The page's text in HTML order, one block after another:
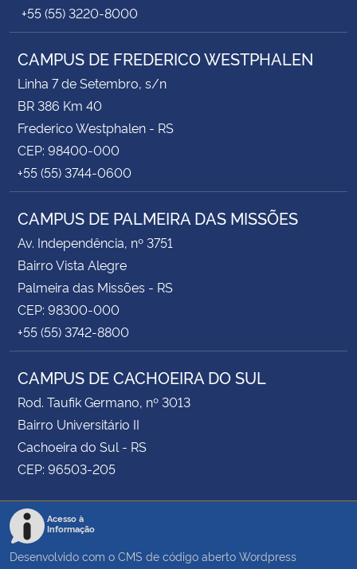
+55 (55) 3220-8000
CAMPUS DE FREDERICO WESTPHALEN
Linha 7 de Setembro, s/n
BR 386 Km 40
Frederico Westphalen - RS
CEP: 98400-000
+55 (55) 3744-0600
CAMPUS DE PALMEIRA DAS MISSÕES
Av. Independência, nº 3751
Bairro Vista Alegre
Palmeira das Missões - RS
CEP: 98300-000
+55 (55) 3742-8800
CAMPUS DE CACHOEIRA DO SUL
Rod. Taufik Germano, nº 3013
Bairro Universitário II
Cachoeira do Sul - RS
CEP: 96503-205
Acesso à
Informação
Desenvolvido com o CMS de código aberto Wordpress